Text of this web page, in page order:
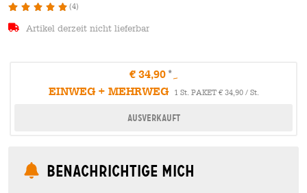
(4)
Artikel derzeit nicht lieferbar
€ 34,90
EINWEG + MEHRWEG
1 St. PAKET € 34,90 / St.
Ausverkauft
Benachrichtige mich